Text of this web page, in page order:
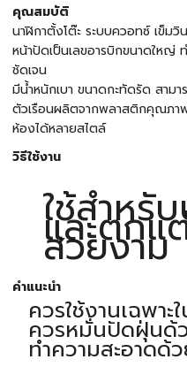
คุณสมบัติ
นาฬิกาตั้งโต๊ะ ระบบควอทซ์ เข็มวิ
หน้าปัดเป็นเลขอารบิกขนาดใหญ่
ชัดเจน
มีน้ำหนักเบา ขนาดกะทัดรัด สาม
ตัวเรือนผลิตจากพลาสติกคุณภา
ห้องได้หลายสไตล์
วิธีใช้งาน
ใช้สำหรั
และตกแ
สวยงาม
คำแนะนำ
ควรใช้งานเฉพาะ
ควรหมั่นปัดฝุ่นด้
ทำความสะอาดด้